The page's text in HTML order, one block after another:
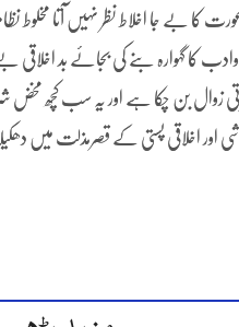
کا بے جا اخلاط نظر نہیں آتا مخلوط
کا گہوارہ بنے کی بجائے بد اخلاقی
زوال بن چکا ہے اور یہ سب کچھ
اخلاقی پستی کے قصرمذلت میں